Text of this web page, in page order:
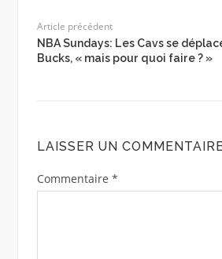
Article précédent
NBA Sundays: Les Cavs se
Bucks, « mais pour quoi faire ? »
LAISSER UN
Commentaire *